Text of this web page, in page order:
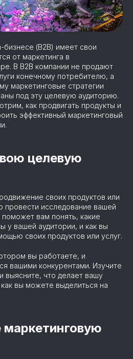
бизнесе (B2B) имеет свои
от маркетинга в
В B2B компании не продают
конечному потребителю, а
маркетинговые стратегии
под эту целевую аудиторию.
как продвигать продукты и
эффективный маркетинговый
целевую
своих продуктов или
провести исследование вашей
вам понять, какие
у вашей аудитории, и как вы
своих продуктов или услуг.
вы работаете, и
вашими конкурентами. Изучите
выясните, что делает вашу
вы можете выделиться на
маркетинговую